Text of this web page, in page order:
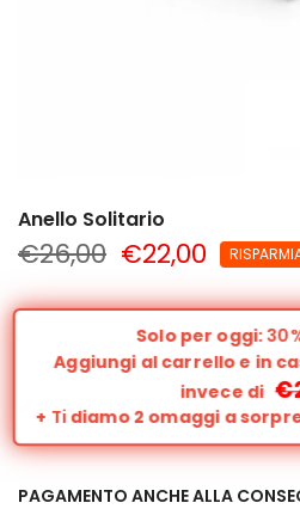
Anello Solitario
€26,00 €22,00
Solo per oggi:
Aggiungi al carrello e in
invece di
+Tidiamo 2 omaggi a
PAGAMENTO ANCHE ALLA